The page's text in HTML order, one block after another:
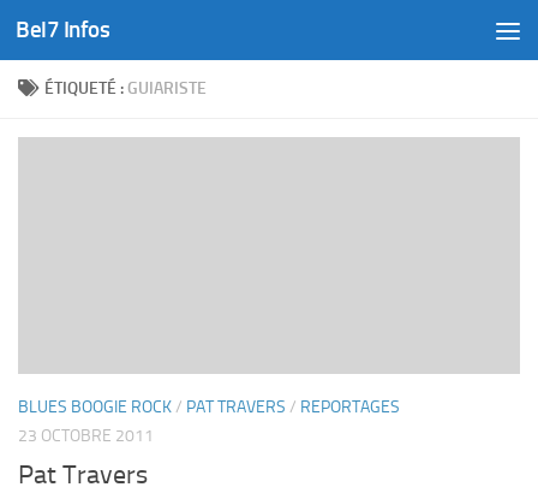
Skip to content
Bel7 Infos
ÉTIQUETÉ : GUIARISTE
BLUES BOOGIE ROCK/ PAT TRAVERS / REPORTAGES
23 OCTOBRE 2011
Pat Travers